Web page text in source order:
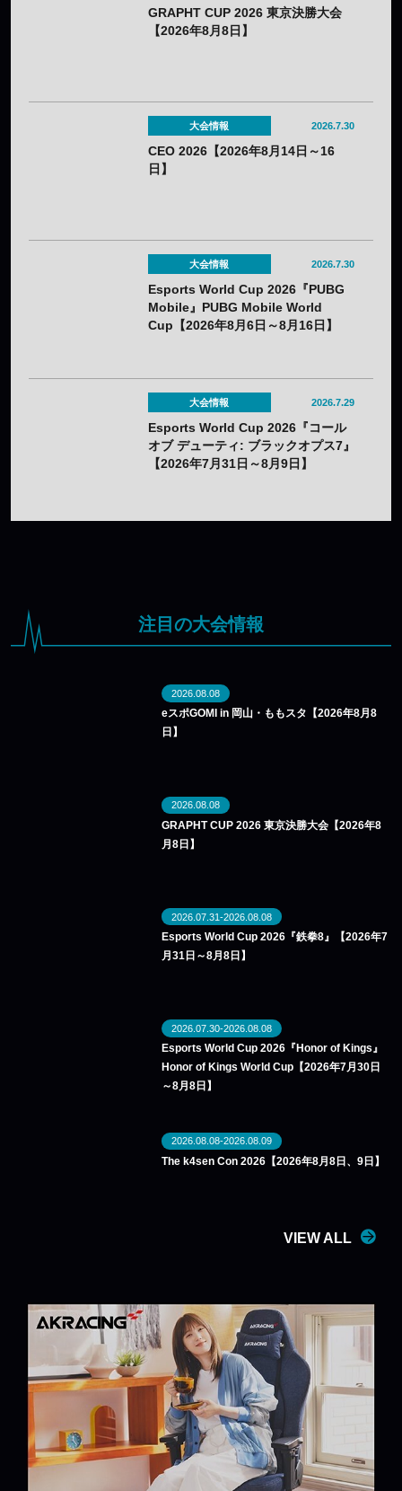
GRAPHT CUP 2026 東京決勝大会
【2026年8月8日】
大会情報 2026.7.30
CEO 2026【2026年8月14日～16
日】
大会情報 2026.7.30
Esports World Cup 2026『PUBG
Mobile』PUBG Mobile World
Cup【2026年8月6日～8月16日】
大会情報 2026.7.29
Esports World Cup 2026『コール
オブ デューティ: ブラックオプス7』
【2026年7月31日～8月9日】
注目の大会情報
2026.08.08
eスポGOMI in 岡山・ももスタ【2026年8月8
日】
2026.08.08
GRAPHT CUP 2026 東京決勝大会【2026年8
月8日】
2026.07.31-2026.08.08
Esports World Cup 2026『鉄拳8』【2026年7
月31日～8月8日】
2026.07.30-2026.08.08
Esports World Cup 2026『Honor of Kings』
Honor of Kings World Cup【2026年7月30日
～8月8日】
2026.08.08-2026.08.09
The k4sen Con 2026【2026年8月8日、9日】
VIEW ALL